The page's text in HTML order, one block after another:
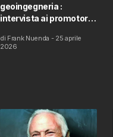
geoingegneria :
intervista ai promotori
Proposta di Legge
di Frank Nuenda - 25 aprile
2026